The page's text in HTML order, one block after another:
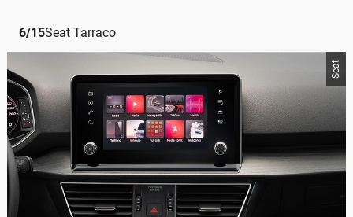
6/15Seat Tarraco
Seat